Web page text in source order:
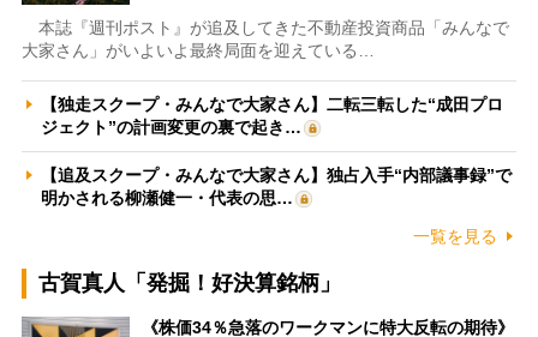
本誌『週刊ポスト』が追及してきた不動産投資商品「みんなで
大家さん」がいよいよ最終局面を迎えている…
【独走スクープ・みんなで大家さん】二転三転した“成田プロ
ジェクト”の計画変更の裏で起き…
【追及スクープ・みんなで大家さん】独占入手“内部議事録”で
明かされる柳瀬健一・代表の思…
一覧を見る
古賀真人「発掘！好決算銘柄」
《株価34％急落のワークマンに特大反転の期待》